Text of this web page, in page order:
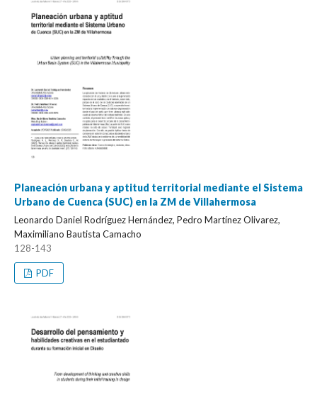
Planeación urbana y aptitud territorial mediante el Sistema
Urbano de Cuenca (SUC) en la ZM de Villahermosa
Leonardo Daniel Rodríguez Hernández, Pedro Martínez Olivarez,
Maximiliano Bautista Camacho
128-143
PDF